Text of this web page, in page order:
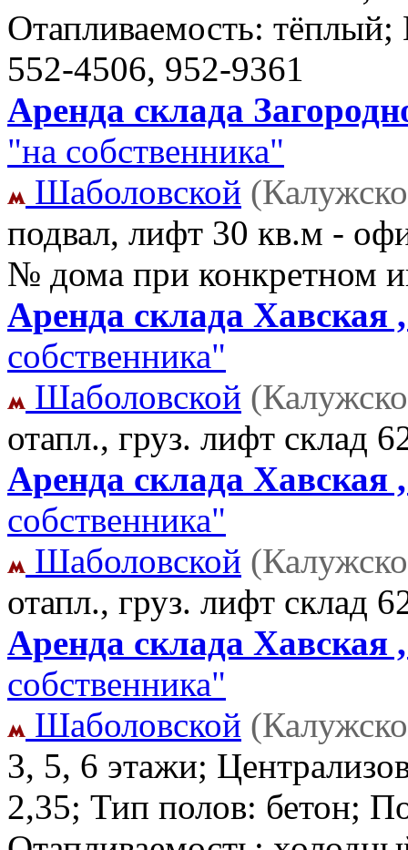
Отапливаемость:
552-4506, 952-9361
Аренда склада
"на собственника"
Шаболовской
подвал, лифт 30 кв.м -
№ дома при конкретном
Аренда склада Хавская
собственника"
Шаболовской
отапл., груз. лифт склад
Аренда склада Хавская
собственника"
Шаболовской
отапл., груз. лифт склад
Аренда склада Хавская
собственника"
Шаболовской
3, 5, 6 этажи;
2,35; Тип полов: бетон;